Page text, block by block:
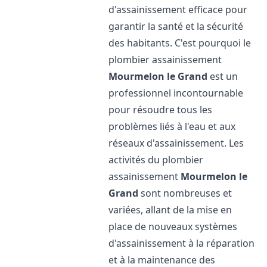
d'assainissement efficace pour
garantir la santé et la sécurité
des habitants. C'est pourquoi le
plombier assainissement
Mourmelon le Grand est un
professionnel incontournable
pour résoudre tous les
problèmes liés à l'eau et aux
réseaux d'assainissement. Les
activités du plombier
assainissement Mourmelon le
Grand sont nombreuses et
variées, allant de la mise en
place de nouveaux systèmes
d'assainissement à la réparation
et à la maintenance des